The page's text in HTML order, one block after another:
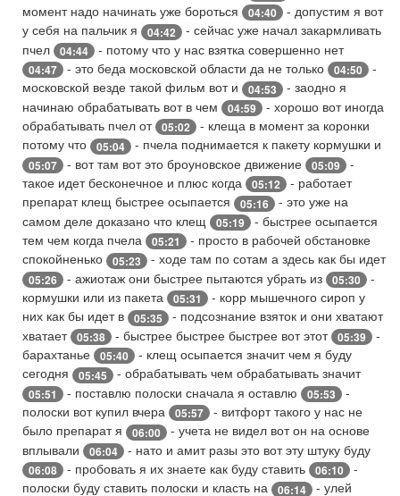
момент надо начинать уже бороться
04:40
- допустим я вот
у себя на пальчик я
04:42
- сейчас уже начал закармливать
пчел
04:44 - потому что у нас взятка совершенно нет
04:47 - это беда московской области да не только 04:50
-
московской везде такой фильм вот и
04:53
- заодно я
начинаю обрабатывать вот в чем
04:59
- хорошо вот иногда
обрабатывать пчел от 05:02
- клеща в момент за коронки
потому что
05:04 - пчела поднимается к пакету кормушки и
05:07 - вот там вот это броуновское движение 05:09
-
такое идет бесконечное и плюс когда
05:12
- работает
препарат клещ быстрее осыпается
05:16
- это уже на
самом деле доказано что клещ
05:19
- быстрее осыпается
тем чем когда пчела
05:21
- просто в рабочей обстановке
спокойненько
05:23 - ходе там по сотам а здесь как бы идет
05:26 - ажиотаж они быстрее пытаются убрать из 05:30
-
кормушки или из пакета
05:31
- корр мышечного сироп у
них как бы идет в
05:35
- подсознание взяток и они хватают
хватает 05:38 - быстрее быстрее быстрее вот этот 05:39
-
барахтанье
05:40
- клещ осыпается значит чем я буду
сегодня
05:45 - обрабатывать чем обрабатывать значит
05:51 - поставлю полоски сначала я оставлю 05:53
-
полоски вот купил вчера
05:57
- витфорт такого у нас не
было препарат я
06:00
- учета не видел вот он на основе
вплывали
06:04 - нато и амит разы это вот эту штуку буду
06:08 - пробовать я их знаете как буду ставить 06:10
-
полоски буду ставить полоски и класть на
06:14 - улей